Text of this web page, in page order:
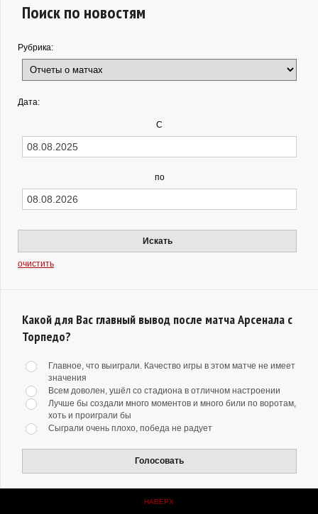
Поиск по новостям
Рубрика:
Дата:
С
по
Искать
очистить
Какой для Вас главный вывод после матча Арсенала с
Торпедо?
Главное, что выиграли. Качество игры в этом матче не имеет
значения
Всем доволен, ушёл со стадиона в отличном настроении
Лучше бы создали много моментов и много били по воротам,
хоть и проиграли бы
Сыграли очень плохо, победа не радует
Голосовать
НАВЕРХ